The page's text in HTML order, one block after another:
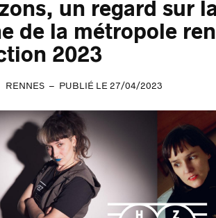
un regard sur
de la métropole
2023
RENNES PUBLIÉ LE 27/04/2023